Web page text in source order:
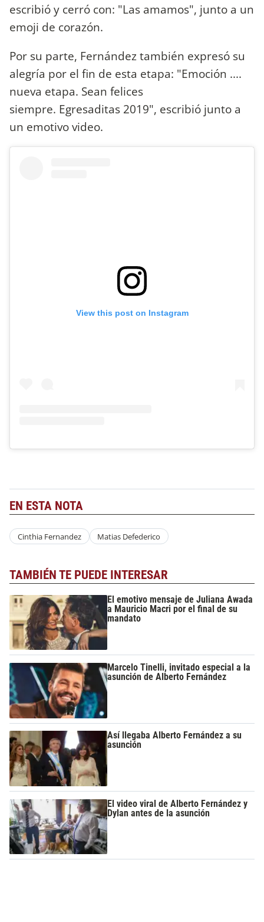
escribió y cerró con: "Las amamos", junto a un
emoji de corazón.
Por su parte, Fernández también expresó su
alegría por el fin de esta etapa: "Emoción ....
nueva etapa. Sean felices
siempre. Egresaditas 2019", escribió junto a
un emotivo video.
View this post on Instagram
EN ESTA NOTA
Cinthia Fernandez Matias Defederico
TAMBIÉN TE PUEDE INTERESAR
El emotivo mensaje de Juliana Awada
a Mauricio Macri por el final de su
mandato
Marcelo Tinelli, invitado especial a la
asunción de Alberto Fernández
Así llegaba Alberto Fernández a su
asunción
El video viral de Alberto Fernández y
Dylan antes de la asunción